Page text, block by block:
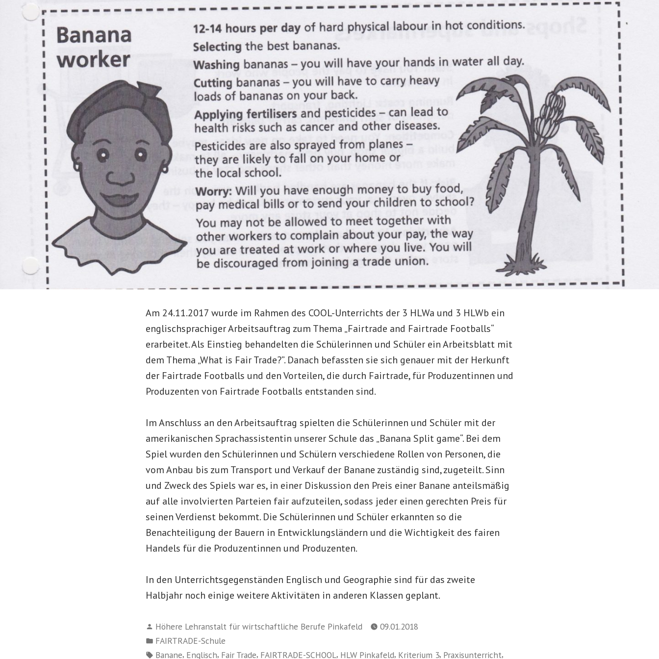
Am 24.11.2017 wurde im Rahmen des COOL-Unterrichts der 3 HLWa und 3 HLWb ein
englischsprachiger Arbeitsauftrag zum Thema „Fairtrade and Fairtrade Footballs“
erarbeitet. Als Einstieg behandelten die Schülerinnen und Schüler ein Arbeitsblatt mit
dem Thema „What is Fair Trade?”. Danach befassten sie sich genauer mit der Herkunft
der Fairtrade Footballs und den Vorteilen, die durch Fairtrade, für Produzentinnen und
Produzenten von Fairtrade Footballs entstanden sind.
Im Anschluss an den Arbeitsauftrag spielten die Schülerinnen und Schüler mit der
amerikanischen Sprachassistentin unserer Schule das „Banana Split game“. Bei dem
Spiel wurden den Schülerinnen und Schülern verschiedene Rollen von Personen, die
vom Anbau bis zum Transport und Verkauf der Banane zuständig sind, zugeteilt. Sinn
und Zweck des Spiels war es, in einer Diskussion den Preis einer Banane anteilsmäßig
auf alle involvierten Parteien fair aufzuteilen, sodass jeder einen gerechten Preis für
seinen Verdienst bekommt. Die Schülerinnen und Schüler erkannten so die
Benachteiligung der Bauern in Entwicklungsländern und die Wichtigkeit des fairen
Handels für die Produzentinnen und Produzenten.
In den Unterrichtsgegenständen Englisch und Geographie sind für das zweite
Halbjahr noch einige weitere Aktivitäten in anderen Klassen geplant.
Verfasst
von
Höhere Lehranstalt für wirtschaftliche Berufe Pinkafeld
09.01.2018
Veröffentlicht
in
FAIRTRADE-Schule
Schlagwörter:
Banane, Englisch, Fair Trade, FAIRTRADE-SCHOOL, HLW Pinkafeld, Kriterium 3, Praxisunterricht,